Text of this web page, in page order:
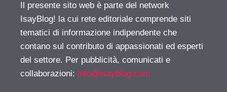
Il presente sito web è parte del network
IsayBlog! la cui rete editoriale comprende siti
tematici di informazione indipendente che
contano sul contributo di appassionati ed esperti
del settore. Per pubblicità, comunicati e
collaborazioni: info@isayblog.com